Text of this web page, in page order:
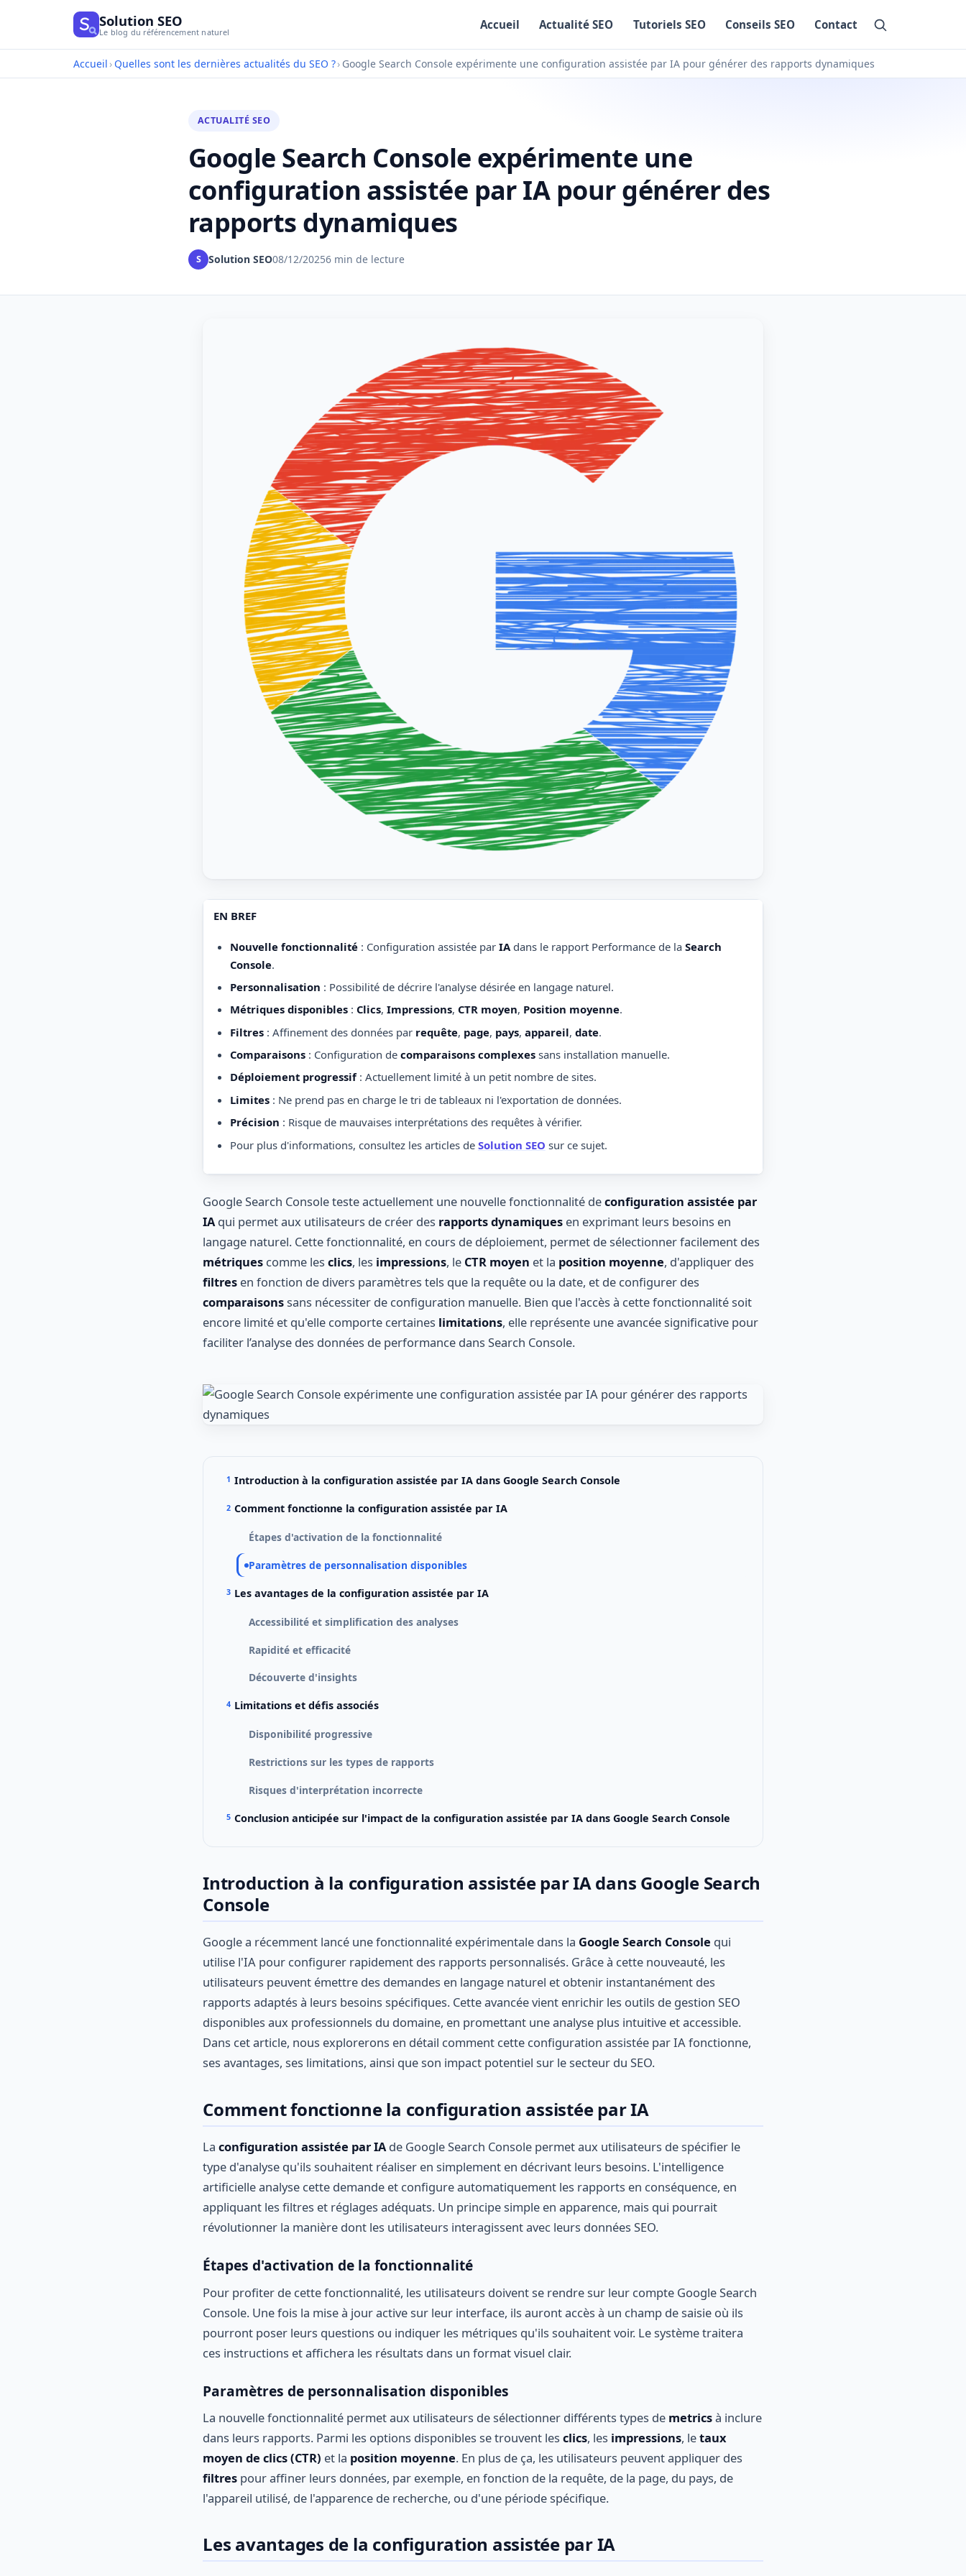
Solution SEO
Le blog du référencement naturel
Accueil Actualité SEO Tutoriels SEO Conseils SEO Contact
Accueil › Quelles sont les dernières actualités du SEO ?› Google Search Console expérimente une configuration assistée par IA pour générer des rapports dynamiques
ACTUALITÉ SEO
Google Search Console expérimente une
configuration assistée par IA pour générer des
rapports dynamiques
S Solution SEO08/12/20256 min de lecture
EN BREF
Nouvelle fonctionnalité: Configuration assistée par IAdans le rapport Performance de la Search
Console.
Personnalisation : Possibilité de décrire l'analyse désirée en langage naturel.
Métriques disponibles: Clics, Impressions, CTR moyen, Position moyenne.
Filtres: Affinement des données par requête, page, pays, appareil, date.
Comparaisons: Configuration de comparaisons complexessans installation manuelle.
Déploiement progressif: Actuellement limité à un petit nombre de sites.
Limites: Ne prend pas en charge le tri de tableaux ni l'exportation de données.
Précision : Risque de mauvaises interprétations des requêtes à vérifier.
Pour plus d'informations, consultez les articles de Solution SEO sur ce sujet.
Google Search Console teste actuellement une nouvelle fonctionnalité deconfiguration assistée par
IAqui permet aux utilisateurs de créer des rapports dynamiques en exprimant leurs besoins en
langage naturel. Cette fonctionnalité, en cours de déploiement, permet de sélectionner facilement des
métriques comme les clics, les impressions, le CTR moyen et la position moyenne, d'appliquer des
filtres en fonction de divers paramètres tels que la requête ou la date, et de configurer des
comparaisonssans nécessiter de configuration manuelle. Bien que l'accès à cette fonctionnalité soit
encore limité et qu'elle comporte certaines limitations, elle représente une avancée significative pour
faciliter l’analyse des données de performance dans Search Console.
Introduction à la configuration assistée par IA dans Google Search Console
Comment fonctionne la configuration assistée par IA
Étapes d'activation de la fonctionnalité
Paramètres de personnalisation disponibles
Les avantages de la configuration assistée par IA
Accessibilité et simplification des analyses
Rapidité et efficacité
Découverte d'insights
Limitations et défis associés
Disponibilité progressive
Restrictions sur les types de rapports
Risques d'interprétation incorrecte
Conclusion anticipée sur l'impact de la configuration assistée par IA dans Google Search Console
Introduction à la configuration assistée par IA dans Google Search
Console
Google a récemment lancé une fonctionnalité expérimentale dans la Google Search Console qui
utilise l'IA pour configurer rapidement des rapports personnalisés. Grâce à cette nouveauté, les
utilisateurs peuvent émettre des demandes en langage naturel et obtenir instantanément des
rapports adaptés à leurs besoins spécifiques. Cette avancée vient enrichir les outils de gestion SEO
disponibles aux professionnels du domaine, en promettant une analyse plus intuitive et accessible.
Dans cet article, nous explorerons en détail comment cette configuration assistée par IA fonctionne,
ses avantages, ses limitations, ainsi que son impact potentiel sur le secteur du SEO.
Comment fonctionne la configuration assistée par IA
La configuration assistée par IAde Google Search Console permet aux utilisateurs de spécifier le
type d'analyse qu'ils souhaitent réaliser en simplement en décrivant leurs besoins. L'intelligence
artificielle analyse cette demande et configure automatiquement les rapports en conséquence, en
appliquant les filtres et réglages adéquats. Un principe simple en apparence, mais qui pourrait
révolutionner la manière dont les utilisateurs interagissent avec leurs données SEO.
Étapes d'activation de la fonctionnalité
Pour profiter de cette fonctionnalité, les utilisateurs doivent se rendre sur leur compte Google Search
Console. Une fois la mise à jour active sur leur interface, ils auront accès à un champ de saisie où ils
pourront poser leurs questions ou indiquer les métriques qu'ils souhaitent voir. Le système traitera
ces instructions et affichera les résultats dans un format visuel clair.
Paramètres de personnalisation disponibles
La nouvelle fonctionnalité permet aux utilisateurs de sélectionner différents types de metricsà inclure
dans leurs rapports. Parmi les options disponibles se trouvent les clics, les impressions, letaux
moyen de clics (CTR) et la position moyenne. En plus de ça, les utilisateurs peuvent appliquer des
filtres pour affiner leurs données, par exemple, en fonction de la requête, de la page, du pays, de
l'appareil utilisé, de l'apparence de recherche, ou d'une période spécifique.
Les avantages de la configuration assistée par IA